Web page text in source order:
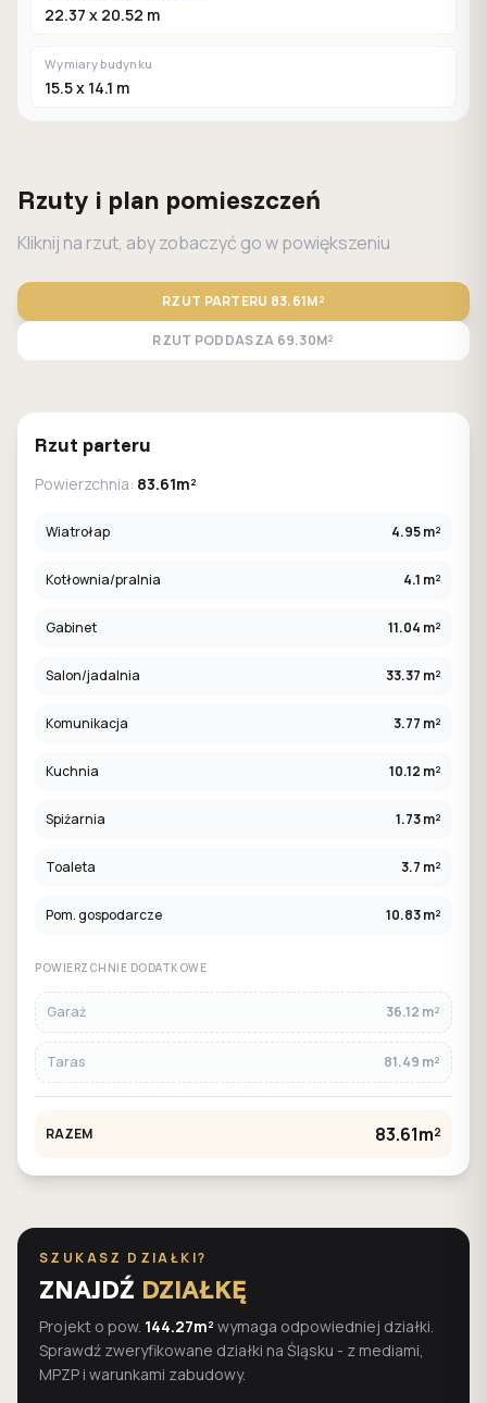
22.37 x 20.52 m
Wymiary budynku
15.5 x 14.1 m
Rzuty i plan pomieszczeń
Kliknij na rzut, aby zobaczyć go w powiększeniu
RZUT PARTERU 83.61M²
RZUT PODDASZA 69.30M²
Rzut parteru
Powierzchnia: 83.61m²
Wiatrołap 4.95 m²
Kotłownia/pralnia 4.1 m²
Gabinet 11.04 m²
Salon/jadalnia 33.37 m²
Komunikacja 3.77 m²
Kuchnia 10.12 m²
Spiżarnia 1.73 m²
Toaleta 3.7 m²
Pom. gospodarcze 10.83 m²
POWIERZCHNIE DODATKOWE
Garaż 36.12 m²
Taras 81.49 m²
RAZEM 83.61m²
SZUKASZ DZIAŁKI?
ZNAJDŹ DZIAŁKĘ
Projekt o pow. 144.27m² wymaga odpowiedniej działki.
Sprawdź zweryfikowane działki na Śląsku - z mediami,
MPZP i warunkami zabudowy.